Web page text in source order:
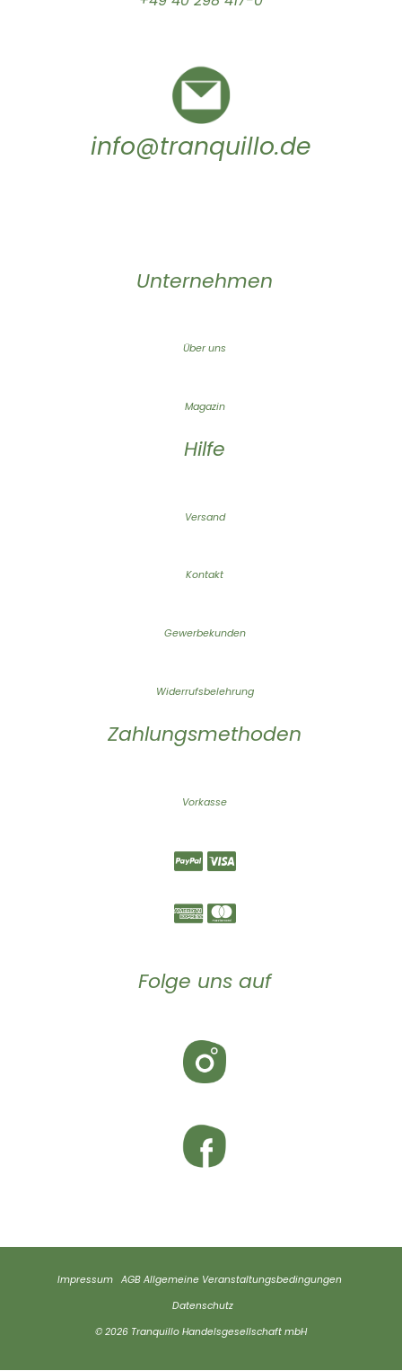
info@tranquillo.de
Unternehmen
Über uns
Magazin
Hilfe
Versand
Kontakt
Gewerbekunden
Widerrufsbelehrung
Zahlungsmethoden
Vorkasse
Folge uns auf
Impressum AGB Allgemeine Veranstaltungsbedingungen
Datenschutz
© 2026 Tranquillo Handelsgesellschaft mbH